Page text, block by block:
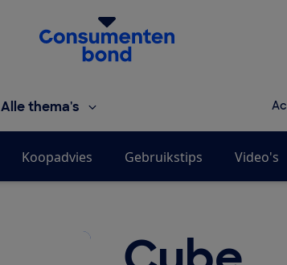
Homepage van de Consumentenbond
Alle thema's
Koopadvies Gebruikstips Video's